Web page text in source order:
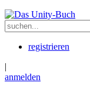
registrieren
|
anmelden